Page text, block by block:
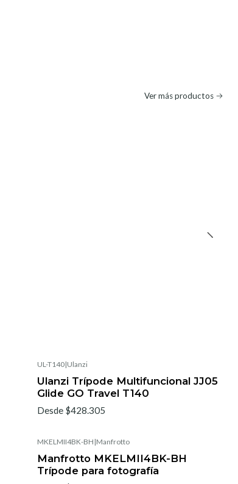
Ver más productos
UL-T140|Ulanzi
Ulanzi Trípode Multifuncional JJ05
Glide GO Travel T140
Desde $428.305
MKELMII4BK-BH |Manfrotto
Manfrotto MKELMII4BK-BH
Trípode para fotografía